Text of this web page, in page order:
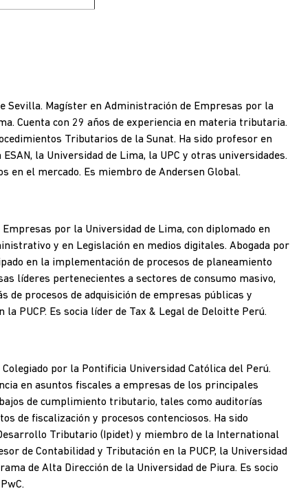
Sevilla. Magíster en Administración de Empresas por la
Cuenta con 29 años de experiencia en materia tributaria.
Tributarios de la Sunat. Ha sido profesor en
la Universidad de Lima, la UPC y otras universidades.
en el mercado. Es miembro de Andersen Global.
por la Universidad de Lima, con diplomado en
y en Legislación en medios digitales. Abogada por
en la implementación de procesos de planeamiento
líderes pertenecientes a sectores de consumo masivo,
de procesos de adquisición de empresas públicas y
PUCP. Es socia líder de Tax & Legal de Deloitte Perú.
por la Pontificia Universidad Católica del Perú.
en asuntos fiscales a empresas de los principales
de cumplimiento tributario, tales como auditorías
de fiscalización y procesos contenciosos. Ha sido
Tributario (Ipidet) y miembro de la International
de Contabilidad y Tributación en la PUCP, la Universidad
de Alta Dirección de la Universidad de Piura. Es socio